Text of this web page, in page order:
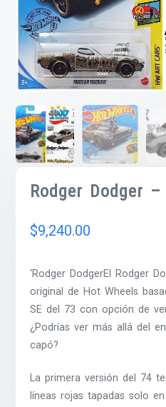
Rodger Dodger –
$9,240.00
‘Rodger DodgerEl Rodger
original de Hot Wheels
SE del 73 con opción de
¿Podrías ver más allá del
capó?
La primera versión del 74
líneas rojas tapadas solo